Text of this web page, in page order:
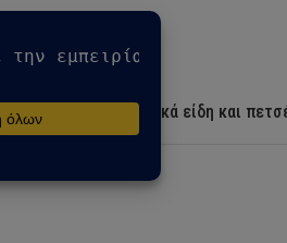
Λευκά είδη και
Μαδρίτης